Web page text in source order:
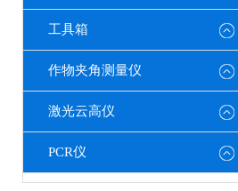
工具箱
作物夹角测量仪
激光云高仪
PCR仪